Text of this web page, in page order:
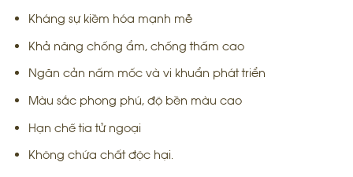
Kháng sự kiềm hóa mạnh mẽ
Khả năng chống ẩm, chống thấm cao
Ngăn cản nấm mốc và vi khuẩn phát triển
Màu sắc phong phú, độ bền màu cao
Hạn chế tia tử ngoại
Không chứa chất độc hại.